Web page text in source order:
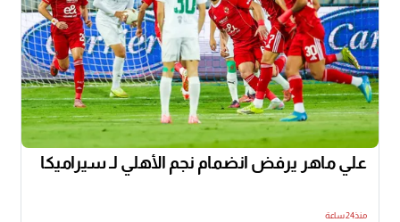
علي ماهر يرفض انضمام نجم الأهلي لـ سيراميكا
منذ24 ساعة